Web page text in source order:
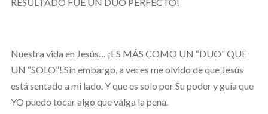
Nuestra vida en Jesús… ¡ES MÁS COMO UN “DUO” QUE
UN “SOLO”! Sin embargo, a veces me olvido de que Jesús
está sentado a mi lado. Y que es solo por Su poder y guía que
YO puedo tocar algo que valga la pena.